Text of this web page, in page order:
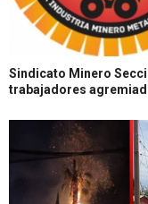
Sindicato Minero
trabajadores